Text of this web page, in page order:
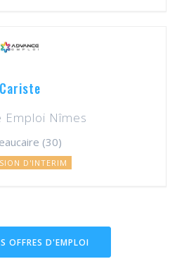
Cariste
Emploi Nîmes
(30)
D'INTERIM
OFFRES D'EMPLOI